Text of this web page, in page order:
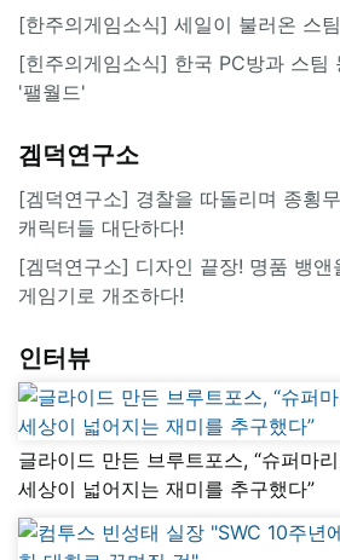
[한주의게임소식] 세일이 불러온 스
[힌주의게임소식] 한국 PC방과 스팀
'팰월드'
겜덕연구소
[겜덕연구소] 경찰을 따돌리며 종횡
캐릭터들 대단하다!
[겜덕연구소] 디자인 끝장! 명품 뱅앤
게임기로 개조하다!
인터뷰
글라이드 만든 브루트포스, “슈퍼마
세상이 넓어지는 재미를 추구했다”